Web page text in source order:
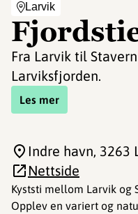
Larvik
Fra Larvik til
Larviksfjorden.
Les mer
Kyststi mellom Larvik og
Opplev en variert og
Indre havn, 3263
Nettside